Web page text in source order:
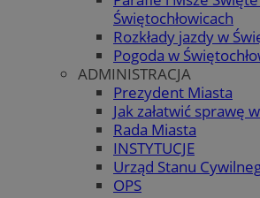
Świętochłowicach
Rozkłady jazdy w
Pogoda w
ADMINISTRACJA
Prezydent Miasta
Jak załatwić sprawę
Rada Miasta
INSTYTUCJE
Urząd Stanu
OPS